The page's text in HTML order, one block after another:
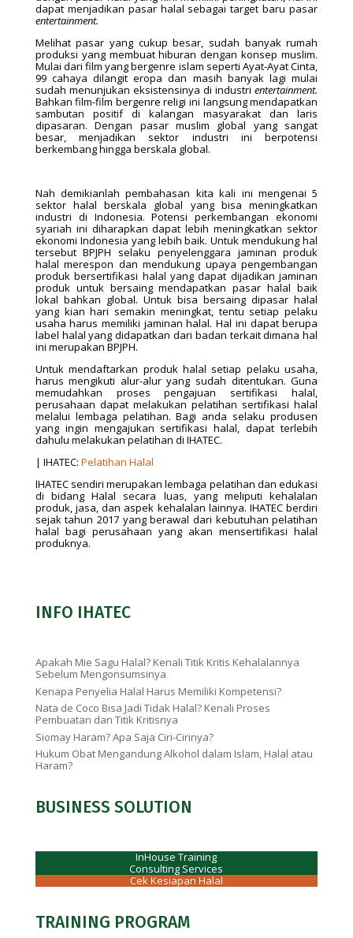
dapat menjadikan pasar halal sebagai target baru pasar
entertainment.
Melihat pasar yang cukup besar, sudah banyak rumah
produksi yang membuat hiburan dengan konsep muslim.
Mulai dari film yang bergenre islam seperti Ayat-Ayat Cinta,
99 cahaya dilangit eropa dan masih banyak lagi mulai
sudah menunjukan eksistensinya di industrientertainment.
Bahkan film-film bergenre religi ini langsung mendapatkan
sambutan positif di kalangan masyarakat dan laris
dipasaran. Dengan pasar muslim global yang sangat
besar, menjadikan sektor industri ini berpotensi
berkembang hingga berskala global.
Nah demikianlah pembahasan kita kali ini mengenai 5
sektor halal berskala global yang bisa meningkatkan
industri di Indonesia. Potensi perkembangan ekonomi
syariah ini diharapkan dapat lebih meningkatkan sektor
ekonomi Indonesia yang lebih baik. Untuk mendukung hal
tersebut BPJPH selaku penyelenggara jaminan produk
halal merespon dan mendukung upaya pengembangan
produk bersertifikasi halal yang dapat dijadikan jaminan
produk untuk bersaing mendapatkan pasar halal baik
lokal bahkan global. Untuk bisa bersaing dipasar halal
yang kian hari semakin meningkat, tentu setiap pelaku
usaha harus memiliki jaminan halal. Hal ini dapat berupa
label halal yang didapatkan dari badan terkait dimana hal
ini merupakan BPJPH.
Untuk mendaftarkan produk halal setiap pelaku usaha,
harus mengikuti alur-alur yang sudah ditentukan. Guna
memudahkan proses pengajuan sertifikasi halal,
perusahaan dapat melakukan pelatihan sertifikasi halal
melalui lembaga pelatihan. Bagi anda selaku produsen
yang ingin mengajukan sertifikasi halal, dapat terlebih
dahulu melakukan pelatihan di IHATEC.
| IHATEC: Pelatihan Halal
IHATEC sendiri merupakan lembaga pelatihan dan edukasi
di bidang Halal secara luas, yang meliputi kehalalan
produk, jasa, dan aspek kehalalan lainnya. IHATEC berdiri
sejak tahun 2017 yang berawal dari kebutuhan pelatihan
halal bagi perusahaan yang akan mensertifikasi halal
produknya.
INFO IHATEC
Apakah Mie Sagu Halal? Kenali Titik Kritis Kehalalannya
Sebelum Mengonsumsinya
Kenapa Penyelia Halal Harus Memiliki Kompetensi?
Nata de Coco Bisa Jadi Tidak Halal? Kenali Proses
Pembuatan dan Titik Kritisnya
Siomay Haram? Apa Saja Ciri-Cirinya?
Hukum Obat Mengandung Alkohol dalam Islam, Halal atau
Haram?
BUSINESS SOLUTION
InHouse Training
Consulting Services
Cek Kesiapan Halal
TRAINING PROGRAM